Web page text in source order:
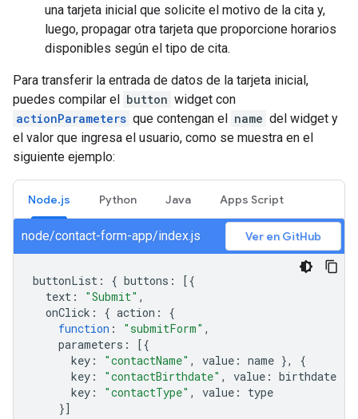
una tarjeta inicial que solicite el motivo de la cita y,
luego, propagar otra tarjeta que proporcione horarios
disponibles según el tipo de cita.
Para transferir la entrada de datos de la tarjeta inicial,
puedes compilar el button widget con
actionParameters que contengan el name del widget y
el valor que ingresa el usuario, como se muestra en el
siguiente ejemplo:
Node.js Python Java Apps Script
node/contact-form-app/index.js Ver en GitHub
buttonList : { buttons :
[{
text : "Submit" ,
onClick : { action :
{
function : "submitForm" ,
parameters :
[{
key : "contactName" , value : name },
{
key : "contactBirthdate" , value : birthdate
key : "contactType" , value :
type
}]